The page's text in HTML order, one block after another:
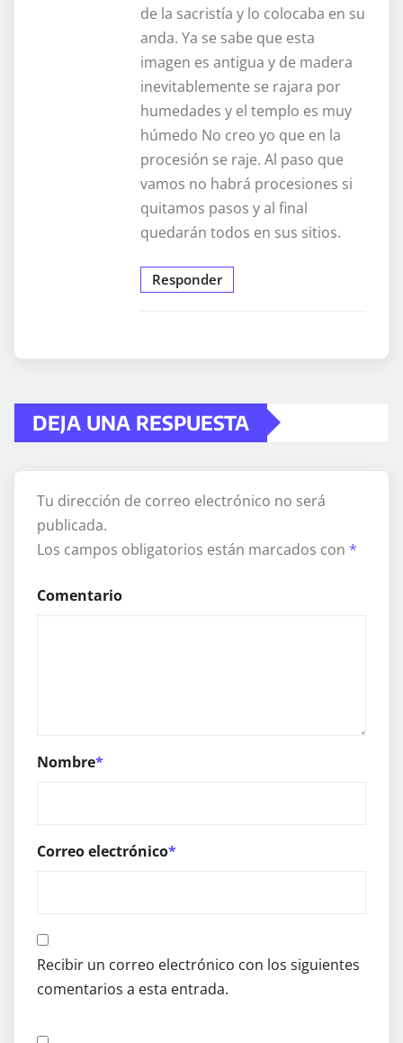
de la sacristía y lo colocaba en su
anda. Ya se sabe que esta
imagen es antigua y de madera
inevitablemente se rajara por
humedades y el templo es muy
húmedo No creo yo que en la
procesión se raje. Al paso que
vamos no habrá procesiones si
quitamos pasos y al final
quedarán todos en sus sitios.
Responder
DEJA UNA RESPUESTA
Tu dirección de correo electrónico no será
publicada.
Los campos obligatorios están marcados con *
Comentario
Nombre*
Correo electrónico*
Recibir un correo electrónico con los siguientes
comentarios a esta entrada.